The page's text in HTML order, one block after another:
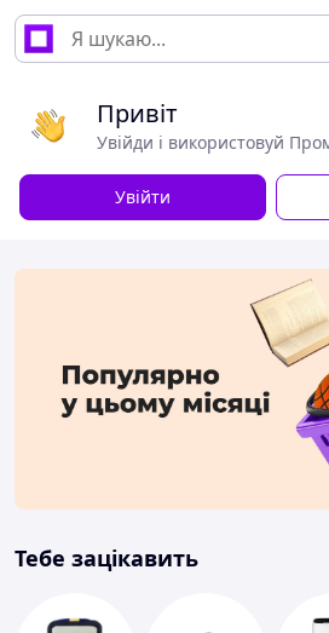
Привіт
Увійди і використовуй
Увійти
Тебе зацікавить